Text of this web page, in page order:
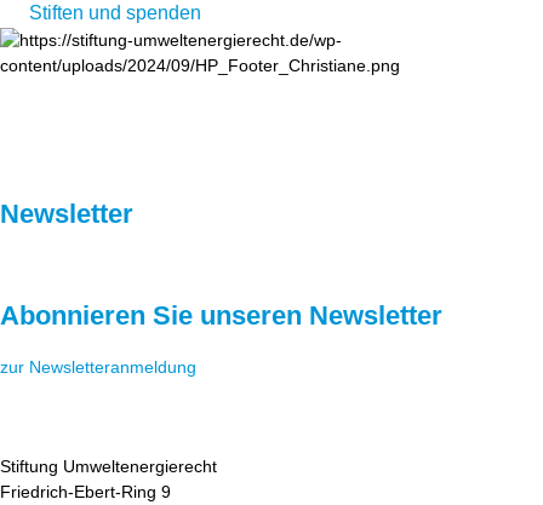
Stiften und spenden
Newsletter
Abonnieren Sie unseren Newsletter
zur Newsletteranmeldung
Stiftung Umweltenergierecht
Friedrich-Ebert-Ring 9